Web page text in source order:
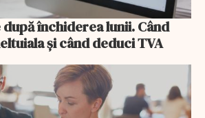
închiderea lunii. Când
și când deduci TVA